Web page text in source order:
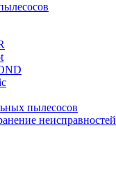
пылесосов
неисправностей